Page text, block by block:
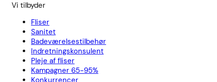
Vi tilbyder
Fliser
Sanitet
Badeværelsestilbehør
Indretningskonsulent
Pleje af fliser
Kampagner 65-95%